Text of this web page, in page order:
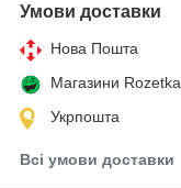
Умови доставки
Нова Пошта
Магазини Rozetka
Укрпошта
Всі умови доставки